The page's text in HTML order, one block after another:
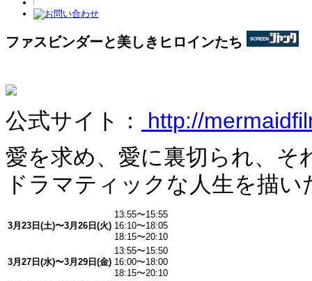
ファスビンダーと美しきヒロインたち
公式サイト：
http://
愛を求め、愛に裏切られ、
ドラマティックな人生を描
3月23日(土)〜3月26日(火)
13:55〜15:55
16:10〜18:05
18:15〜20:10
3月27日(水)〜3月29日(金)
13:55〜15:50
16:00〜18:00
18:15〜20:10